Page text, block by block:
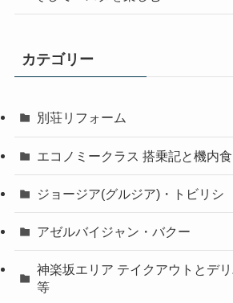
カテゴリー
別荘リフォーム
エコノミークラス 搭乗記と機内食
ジョージア(グルジア)・トビリシ
アゼルバイジャン・バクー
神楽坂エリア テイクアウトとデ
等